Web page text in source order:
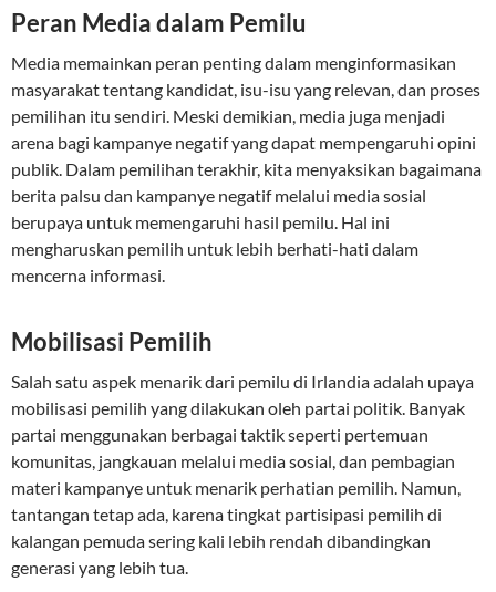
Peran Media dalam Pemilu
Media memainkan peran penting dalam menginformasikan
masyarakat tentang kandidat, isu-isu yang relevan, dan proses
pemilihan itu sendiri. Meski demikian, media juga menjadi
arena bagi kampanye negatif yang dapat mempengaruhi opini
publik. Dalam pemilihan terakhir, kita menyaksikan bagaimana
berita palsu dan kampanye negatif melalui media sosial
berupaya untuk memengaruhi hasil pemilu. Hal ini
mengharuskan pemilih untuk lebih berhati-hati dalam
mencerna informasi.
Mobilisasi Pemilih
Salah satu aspek menarik dari pemilu di Irlandia adalah upaya
mobilisasi pemilih yang dilakukan oleh partai politik. Banyak
partai menggunakan berbagai taktik seperti pertemuan
komunitas, jangkauan melalui media sosial, dan pembagian
materi kampanye untuk menarik perhatian pemilih. Namun,
tantangan tetap ada, karena tingkat partisipasi pemilih di
kalangan pemuda sering kali lebih rendah dibandingkan
generasi yang lebih tua.